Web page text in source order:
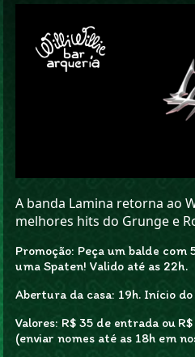
A banda Lamina retorna ao
melhores hits do Grunge e
Promoção: Peça um balde com
uma Spaten! Valido até as 22h.
Abertura da casa: 19h. Início
Valores: R$ 35 de entrada ou
(enviar nomes até as 18h em